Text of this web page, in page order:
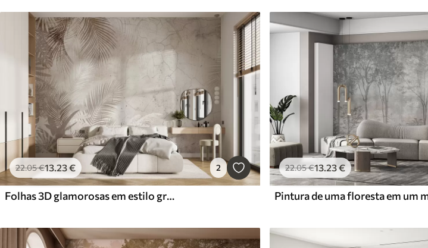
22.05€13 .23€ 2
Folhas 3D glamorosas em estilo grunge
22.05€13 .23€